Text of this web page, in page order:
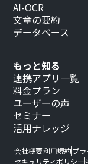
もっと知る
連携アプリ一覧
料金プラン
ユーザーの声
セミナー
活用ナレッジ
AI-OCR
文章の要約
データベース
会社概要利用規約プ
セキュリティポリシー